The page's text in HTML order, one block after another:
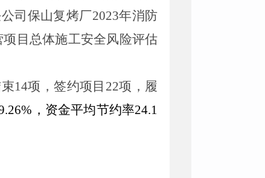
司保山复烤厂2023年消防
目总体施工安全风险评估
14项，签约项目 22项，履
% ，资金平均节约率24.1